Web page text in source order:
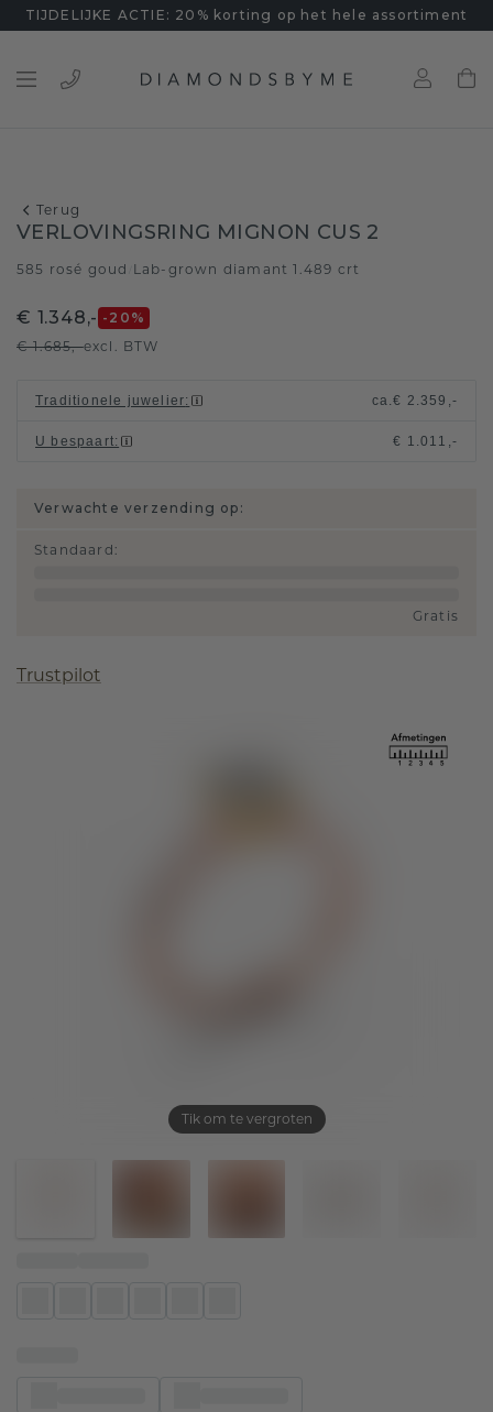
TIJDELIJKE ACTIE: 20% korting op het hele assortiment
Terug
Tik om te vergroten
VERLOVINGSRING MIGNON CUS 2
585 rosé goud Lab-grown diamant 1.489 crt
€ 1.348,- -20 %
€ 1.685,-excl. BTW
Traditionele juwelier: ca.€ 2.359,-
U bespaart: € 1.011,-
Verwachte verzending op:
Standaard :
Gratis
Trustpilot